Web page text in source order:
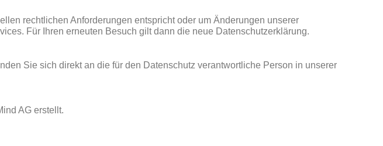
rechtlichen Anforderungen entspricht oder um Änderungen unserer
Für Ihren erneuten Besuch gilt dann die neue Datenschutzerklärung.
Sie sich direkt an die für den Datenschutz verantwortliche Person in unserer
AG erstellt.